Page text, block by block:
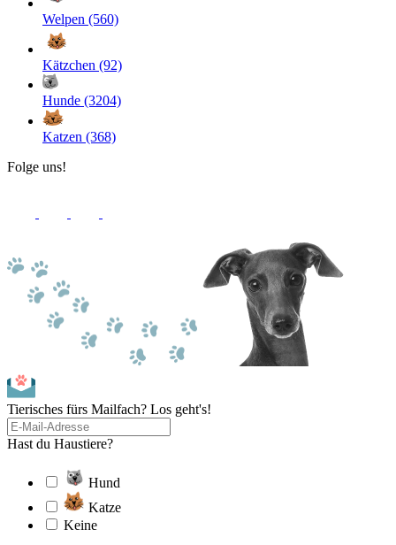
Welpen (560)
Kätzchen (92)
Hunde (3204)
Katzen (368)
Folge uns!
Tierisches fürs Mailfach? Los geht's!
Hast du Haustiere?
Hund
Katze
Keine